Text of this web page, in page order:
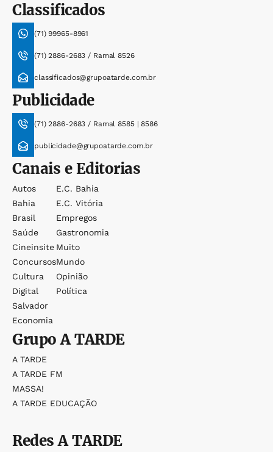
Classificados
(71) 99965-8961
(71) 2886-2683 / Ramal 8526
classificados@grupoatarde.com.br
Publicidade
(71) 2886-2683 / Ramal 8585 | 8586
publicidade@grupoatarde.com.br
Canais e Editorias
Autos
Bahia
Brasil
Saúde
Cineinsite
Concursos
Cultura
Digital
Salvador
Economia
E.c. Bahia
E.c. Vitória
Empregos
Gastronomia
Muito
Mundo
Opinião
Política
GrupoA TARDE
A TARDE
A TARDE FM
MASSA!
A TARDE EDUCAÇÃO
RedesA TARDE